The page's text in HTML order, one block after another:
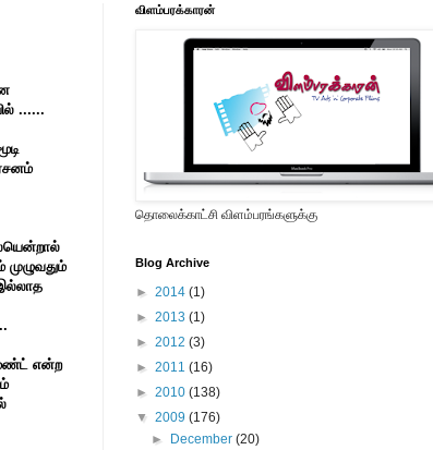
......
என்ற
விளம்பரக்காரன்
தொலைக்காட்சி விளம்பரங்களுக்கு
Blog Archive
► 2014 (1)
► 2013 (1)
► 2012 (3)
► 2011 (16)
► 2010 (138)
▼ 2009 (176)
►
December(20)